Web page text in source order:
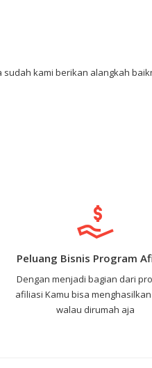
kami berikan alangkah
Peluang Bisnis Program
Dengan menjadi bagian dari
afiliasi Kamu bisa
walau dirumah aja